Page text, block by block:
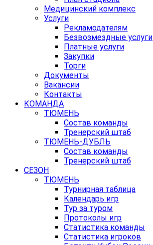
Медицинский комплекс
Услуги
Рекламодателям
Безвозмездные услуги
Платные услуги
Закупки
Торги
Документы
Вакансии
Контакты
КОМАНДА
ТЮМЕНЬ
Состав команды
Тренерский штаб
ТЮМЕНЬ-ДУБЛЬ
Состав команды
Тренерский штаб
СЕЗОН
ТЮМЕНЬ
Турнирная таблица
Календарь игр
Тур за туром
Протоколы игр
Статистика команды
Статистика игроков